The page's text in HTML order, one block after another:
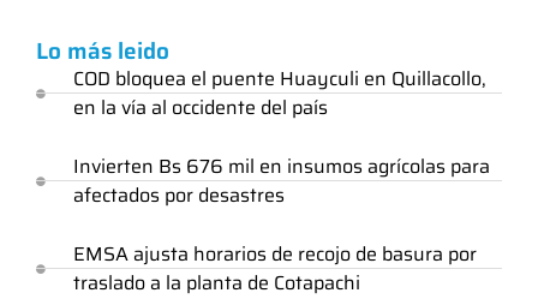
Lo más leido
COD bloquea el puente Huayculi en Quillacollo,
en la vía al occidente del país
Invierten Bs 676 mil en insumos agrícolas para
afectados por desastres
EMSA ajusta horarios de recojo de basura por
traslado a la planta de Cotapachi